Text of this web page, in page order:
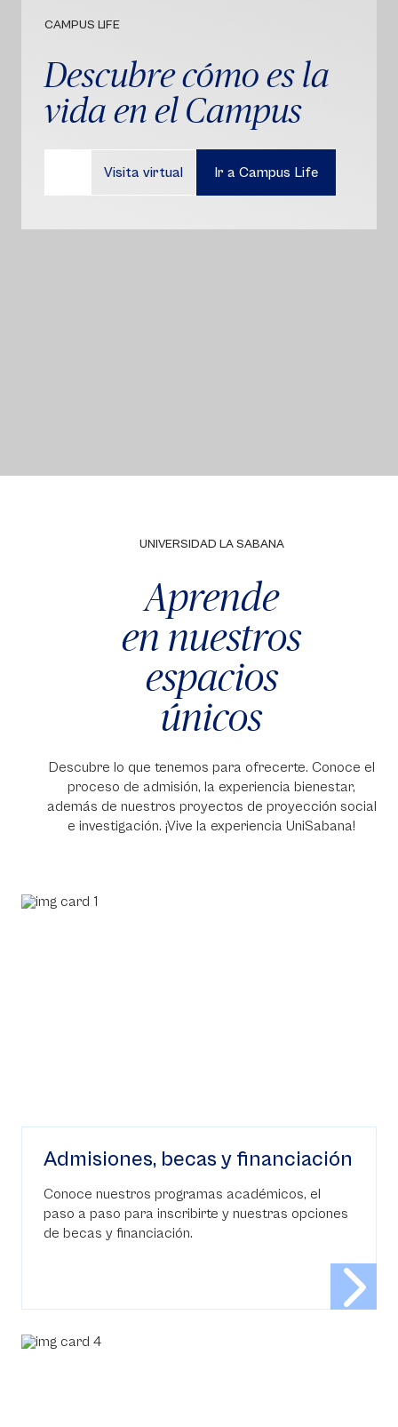
CAMPUS LIFE
Descubre cómo es la
vida en el Campus
Visita virtual Ir a Campus Life
UNIVERSIDAD LA SABANA
Aprende
en nuestros
espacios
únicos
Descubre lo que tenemos para ofrecerte. Conoce el
proceso de admisión, la experiencia bienestar,
además de nuestros proyectos de proyección social
e investigación. ¡Vive la experiencia UniSabana!
Admisiones, becas y financiación
Conoce nuestros programas académicos, el
paso a paso para inscribirte y nuestras opciones
de becas y financiación.